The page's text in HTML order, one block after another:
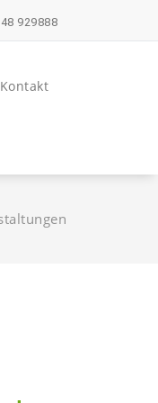
929888
Kontakt